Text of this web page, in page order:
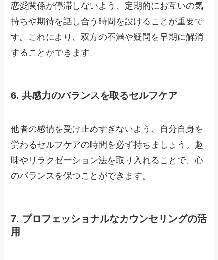
恋愛関係が停滞しないよう、定期的にお互いの気
持ちや期待を話し合う時間を設けることが重要で
す。これにより、双方の不満や疑問を早期に解消
することができます。
6. 共感力のバランスを取るセルフケア
他者の感情を受け止めすぎないよう、自分自身を
労わるセルフケアの時間を必ず持ちましょう。趣
味やリラクゼーション法を取り入れることで、心
のバランスを保つことができます。
7. プロフェッショナルなカウンセリングの活
用